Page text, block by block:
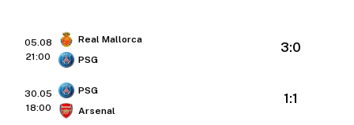
05.08
21:00
Real Mallorca
PSG
3:0
30.05
18:00
PSG
Arsenal
1:1